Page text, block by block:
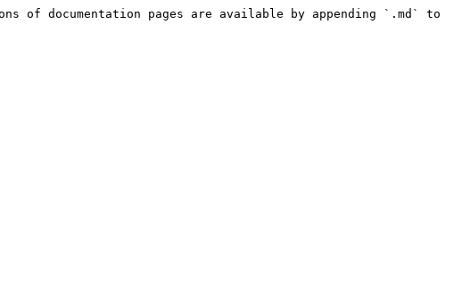
of documentation pages are available by appending `.md` to